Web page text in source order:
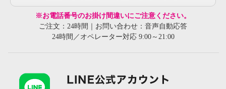
※お電話番号のお掛け間違いにご注意ください。
ご注文：24時間｜お問い合わせ：音声自動応答
24時間／オペレーター対応 9:00～21:00